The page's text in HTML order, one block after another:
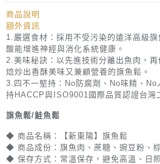
商品說明
額外資訊
1.嚴選食材：採用不受污染的遠洋高級
酸能增進神經與消化系統健康。
2.美味秘訣：以先進技術分離出魚肉，再
焙炒出香酥美味又兼顧營養的旗魚鬆。
3.四不一堅持：No防腐劑、No味精、
持HACCP與ISO9001國際品質認證台灣
旗魚鬆/鮭魚鬆
◆ 商品名稱：【新東陽】旗魚鬆
◆ 商品成份：旗魚肉、蔗糖、豌豆粉、
◆ 保存方式：常溫保存，避免高溫、日